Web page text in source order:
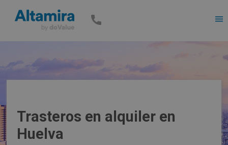
Trasteros en alquiler en
Huelva